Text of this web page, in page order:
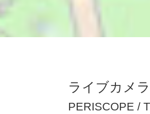
ライブカメラ
PERISCOPE /